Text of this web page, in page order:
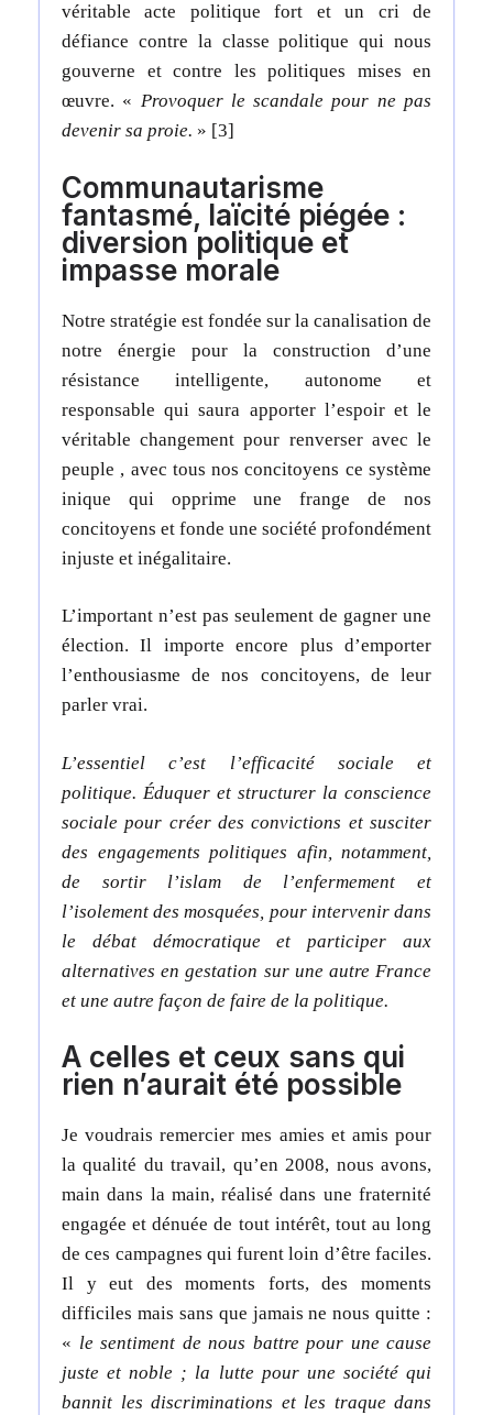
véritable acte politique fort et un cri de
défiance contre la classe politique qui nous
gouverne et contre les politiques mises en
œuvre. « Provoquer le scandale pour ne pas
devenir sa proie. » [3]
Communautarisme
fantasmé, laïcité piégée :
diversion politique et
impasse morale
Notre stratégie est fondée sur la canalisation de
notre énergie pour la construction d’une
résistance intelligente, autonome et
responsable qui saura apporter l’espoir et le
véritable changement pour renverser avec le
peuple , avec tous nos concitoyens ce système
inique qui opprime une frange de nos
concitoyens et fonde une société profondément
injuste et inégalitaire.
L’important n’est pas seulement de gagner une
élection. Il importe encore plus d’emporter
l’enthousiasme de nos concitoyens, de leur
parler vrai.
L’essentiel c’est l’efficacité sociale et
politique. Éduquer et structurer la conscience
sociale pour créer des convictions et susciter
des engagements politiques afin, notamment,
de sortir l’islam de l’enfermement et
l’isolement des mosquées, pour intervenir dans
le débat démocratique et participer aux
alternatives en gestation sur une autre France
et une autre façon de faire de la politique.
A celles et ceux sans qui
rien n’aurait été possible
Je voudrais remercier mes amies et amis pour
la qualité du travail, qu’en 2008, nous avons,
main dans la main, réalisé dans une fraternité
engagée et dénuée de tout intérêt, tout au long
de ces campagnes qui furent loin d’être faciles.
Il y eut des moments forts, des moments
difficiles mais sans que jamais ne nous quitte :
« le sentiment de nous battre pour une cause
juste et noble ; la lutte pour une société qui
bannit les discriminations et les traque dans